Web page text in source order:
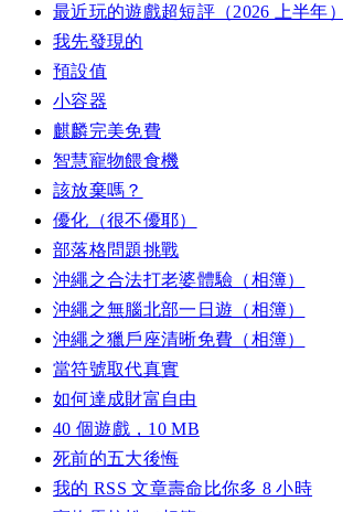
最近玩的遊戲超短評（2026 上半年）
我先發現的
預設值
小容器
麒麟完美免費
智慧寵物餵食機
該放棄嗎？
優化（很不優耶）
部落格問題挑戰
沖繩之合法打老婆體驗（相簿）
沖繩之無腦北部一日遊（相簿）
沖繩之獵戶座清晰免費（相簿）
當符號取代真實
如何達成財富自由
40 個遊戲，10 MB
死前的五大後悔
我的 RSS 文章壽命比你多 8 小時